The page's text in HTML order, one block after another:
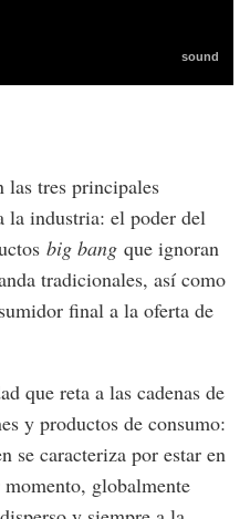
las tres principales
la industria: el poder del
big bang que ignoran
tradicionales, así como
final a la oferta de
que reta a las cadenas de
y productos de consumo:
se caracteriza por estar en
globalmente